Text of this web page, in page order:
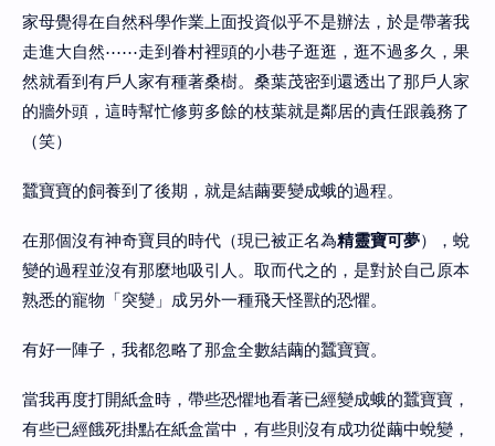
家母覺得在自然科學作業上面投資似乎不是辦法，於是帶著我
走進大自然⋯⋯走到眷村裡頭的小巷子逛逛，逛不過多久，果
然就看到有戶人家有種著桑樹。桑葉茂密到還透出了那戶人家
的牆外頭，這時幫忙修剪多餘的枝葉就是鄰居的責任跟義務了
（笑）
蠶寶寶的飼養到了後期，就是結繭要變成蛾的過程。
在那個沒有神奇寶貝的時代（現已被正名為精靈寶可夢），蛻
變的過程並沒有那麼地吸引人。取而代之的，是對於自己原本
熟悉的寵物「突變」成另外一種飛天怪獸的恐懼。
有好一陣子，我都忽略了那盒全數結繭的蠶寶寶。
當我再度打開紙盒時，帶些恐懼地看著已經變成蛾的蠶寶寶，
有些已經餓死掛點在紙盒當中，有些則沒有成功從繭中蛻變，